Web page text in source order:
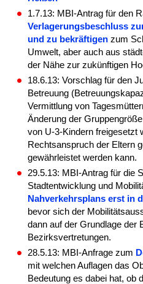
1.7.13: MBI-Antrag für den
Verlagerungsbeschluss
und zu bekräftigen zum
Umwelt, aber auch aus
der Nähe zur zukünftigen
18.6.13: Vorschlag für den
Betreuung
Vermittlung von
Änderung der
von U-3-Kindern freigesetzt
Rechtsanspruch der Eltern
gewährleistet werden kann.
29.5.13: MBI-Antrag für die
Stadtentwicklung und
Nahverkehrsplans erst in
bevor sich der
dann auf der Grundlage der
Bezirksvertretungen.
28.5.13: MBI-Anfrage zum
mit welchen Auflagen das
Bedeutung es dabei hat, ob